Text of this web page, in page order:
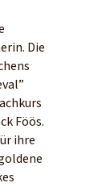
Die
Föös.
ihre